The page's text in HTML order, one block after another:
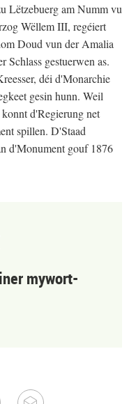
Lëtzebuerg am Numm vu
Wëllem III, regéiert
Doud vun der Amalia
Schlass gestuerwen as.
déi d'Monarchie
gesin hunn. Weil
d'Regierung net
spillen. D'Staad
d'Monument gouf 1876
mywort-